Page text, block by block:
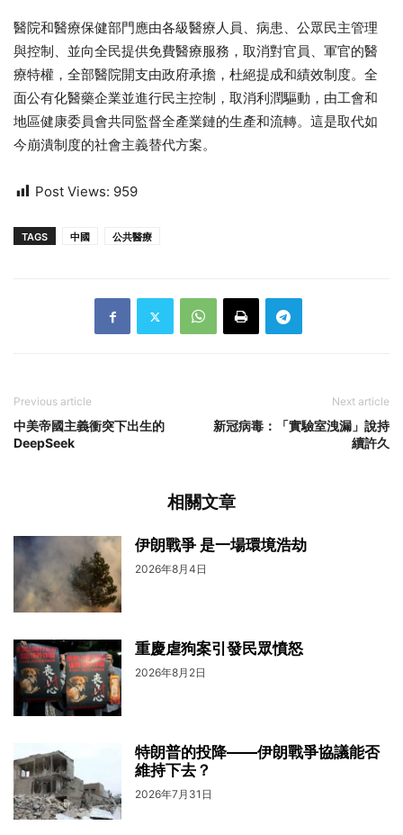
醫院和醫療保健部門應由各級醫療人員、病患、公眾民主管理
與控制、並向全民提供免費醫療服務，取消對官員、軍官的醫
療特權，全部醫院開支由政府承擔，杜絕提成和績效制度。全
面公有化醫藥企業並進行民主控制，取消利潤驅動，由工會和
地區健康委員會共同監督全產業鏈的生產和流轉。這是取代如
今崩潰制度的社會主義替代方案。
Post Views: 959
TAGS 中國 公共醫療
Previous article
中美帝國主義衝突下出生的
DeepSeek
Next article
新冠病毒：「實驗室洩漏」說持
續許久
相關文章
伊朗戰爭 是一場環境浩劫
2026年8月4日
重慶虐狗案引發民眾憤怒
2026年8月2日
特朗普的投降——伊朗戰爭協議能否
維持下去？
2026年7月31日